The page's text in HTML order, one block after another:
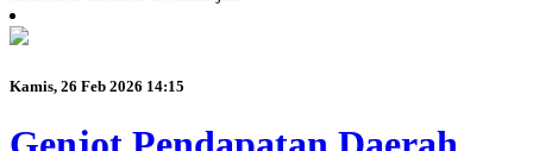
Kamis, 26 Feb 2026 14:15